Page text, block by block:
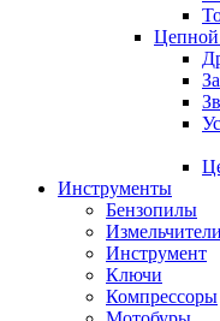
Инструменты
Бензопилы
Измельчители
Инструмент
Ключи
Компрессоры